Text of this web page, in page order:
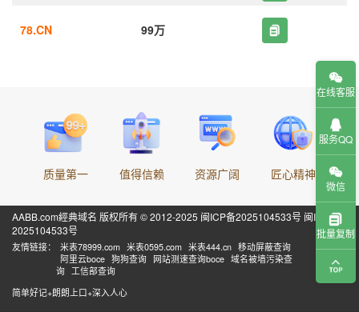
78.CN 99万
质量第一 值得信赖 资源广阔 匠心精神
AABB.com經典域名 版权所有 © 2012-2025 闽ICP备2025104533号 闽ICP备
2025104533号
友情链接： 米表78999.com 米表0595.com 米表444.cn 移动屏蔽查询
阿里云boce 狗狗查询 网站测速查询boce 域名被墙污染查
询 工信部查询
简单好记+朗朗上口+深入人心
在线客服
服务QQ
微信
批量复制